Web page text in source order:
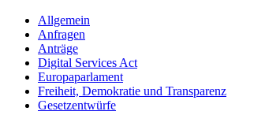
Allgemein
Anfragen
Anträge
Digital Services Act
Europaparlament
Freiheit, Demokratie und Transparenz
Gesetzentwürfe